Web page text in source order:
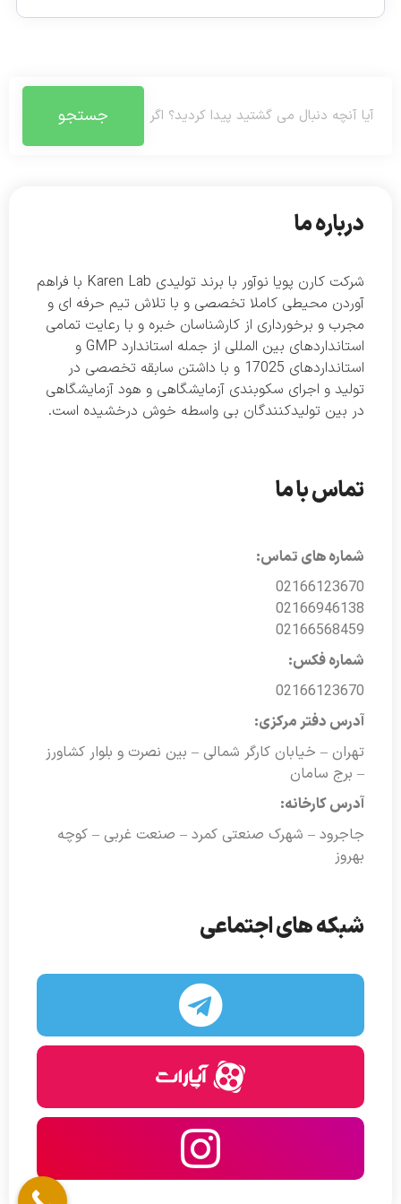
جستجو
شبکه های اجتماعی
تماس با ما
شماره های تماس:
02166123670
02166946138
02166568459
شماره فکس:
02166123670
آدرس دفتر مرکزی:
تهران – خیابان کارگر شمالی – بین نصرت و بلوار کشاورز
– برج سامان
آدرس کارخانه:
جاجرود – شهرک صنعتی کمرد – صنعت غربی – کوچه
بهروز
درباره ما
شرکت کارن پویا نوآور با برند تولیدی Karen Lab با فراهم
آوردن محیطی کاملا تخصصی و با تلاش تیم حرفه ای و
مجرب و برخورداری از کارشناسان خبره و با رعایت تمامی
استانداردهای بین المللی از جمله استاندارد GMP و
استانداردهای 17025 و با داشتن سابقه تخصصی در
تولید و اجرای سکوبندی آزمایشگاهی و هود آزمایشگاهی
در بین تولیدکنندگان بی واسطه خوش درخشیده است.